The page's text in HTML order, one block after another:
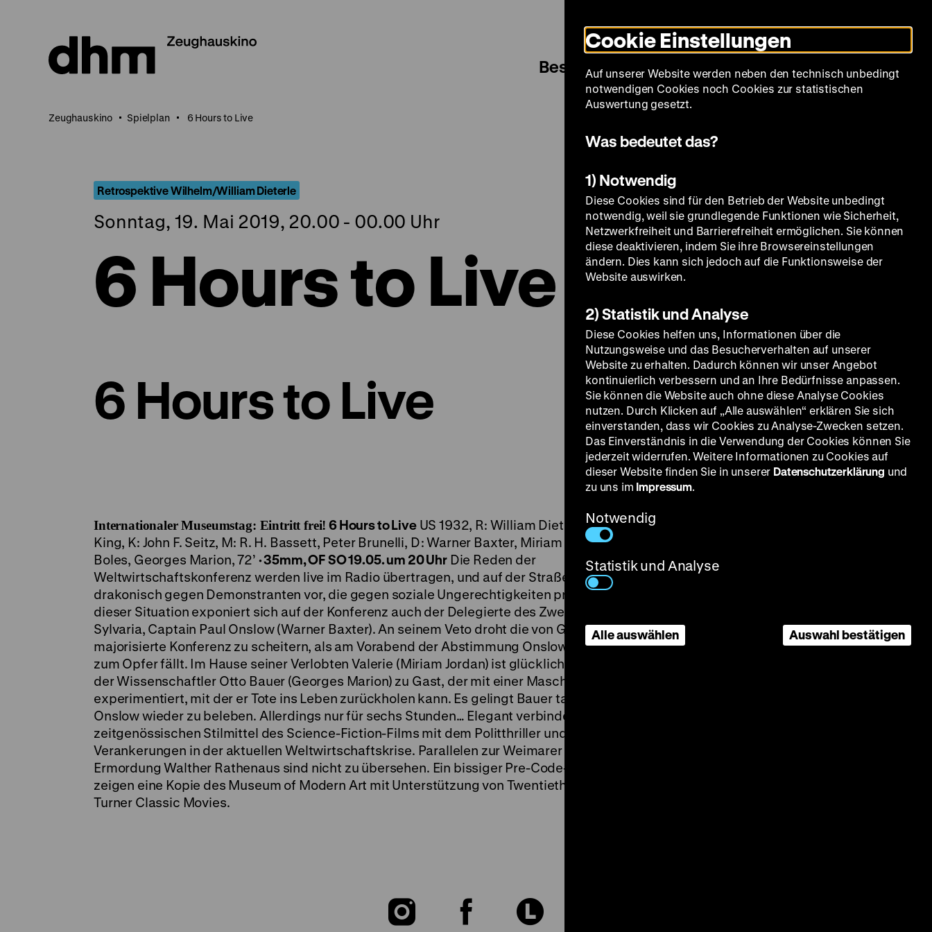
Seiteninhalt
springen
Modus
umschalten
Sprache
Besuch Spielplan Filmreihen Über uns
Zeughauskino Spielplan 6 Hours to Live
Retrospektive Wilhelm/William Dieterle
Sonntag, 19. Mai 2019, 20.00 - 00.00 Uhr
6 Hours to Live
6 Hours to Live
Internationaler Museumstag: Eintritt frei! 6 Hours to LiveUS 1932, R: William Dieterle, B: Bradley
King, K: John F. Seitz, M: R. H. Bassett, Peter Brunelli, D: Warner Baxter, Miriam Jordan, John
Boles, Georges Marion, 72’ ·35mm, OFSO 19.05. um 20 UhrDie Reden der
Weltwirtschaftskonferenz werden live im Radio übertragen, und auf der Straße geht die Polizei
drakonisch gegen Demonstranten vor, die gegen soziale Ungerechtigkeiten protestieren. In
dieser Situation exponiert sich auf der Konferenz auch der Delegierte des Zwergstaates
Sylvaria, Captain Paul Onslow (Warner Baxter). An seinem Veto droht die von Großmächten
majorisierte Konferenz zu scheitern, als am Vorabend der Abstimmung Onslow einem Attentat
zum Opfer fällt. Im Hause seiner Verlobten Valerie (Miriam Jordan) ist glücklicherweise zufällig
der Wissenschaftler Otto Bauer (Georges Marion) zu Gast, der mit einer Maschine
experimentiert, mit der er Tote ins Leben zurückholen kann. Es gelingt Bauer tatsächlich,
Onslow wieder zu beleben. Allerdings nur für sechs Stunden… Elegant verbindet Dieterle die
zeitgenössischen Stilmittel des Science-Fiction-Films mit dem Politthriller und seinen
Verankerungen in der aktuellen Weltwirtschaftskrise. Parallelen zur Weimarer Republik und der
Ermordung Walther Rathenaus sind nicht zu übersehen. Ein bissiger Pre-Code-Film! (hsp) Wir
zeigen eine Kopie des Museum of Modern Art mit Unterstützung von Twentieth Century Fox und
Turner Classic Movies.
Zu
Zu
Zu
Cookie Einstellungen
Auf unserer Website werden neben den technisch unbedingt
notwendigen Cookies noch Cookies zur statistischen
Auswertung gesetzt.
Was bedeutet das?
1) Notwendig
Diese Cookies sind für den Betrieb der Website unbedingt
notwendig, weil sie grundlegende Funktionen wie Sicherheit,
Netzwerkfreiheit und Barrierefreiheit ermöglichen. Sie können
diese deaktivieren, indem Sie ihre Browsereinstellungen
ändern. Dies kann sich jedoch auf die Funktionsweise der
Website auswirken.
2) Statistik und Analyse
Diese Cookies helfen uns, Informationen über die
Nutzungsweise und das Besucherverhalten auf unserer
Website zu erhalten. Dadurch können wir unser Angebot
kontinuierlich verbessern und an Ihre Bedürfnisse anpassen.
Sie können die Website auch ohne diese Analyse Cookies
nutzen. Durch Klicken auf „Alle auswählen“ erklären Sie sich
einverstanden, dass wir Cookies zu Analyse-Zwecken setzen.
Das Einverständnis in die Verwendung der Cookies können Sie
jederzeit widerrufen. Weitere Informationen zu Cookies auf
dieser Website finden Sie in unserer Datenschutzerklärung und
zu uns im Impressum.
Notwendig
Statistik und Analyse
Alle auswählen Auswahl bestätigen